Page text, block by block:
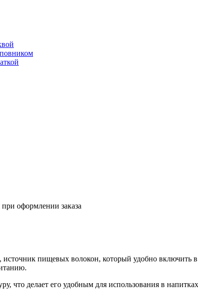
оформлении заказа
пищевых волокон, который удобно включить
что делает его удобным для использования в